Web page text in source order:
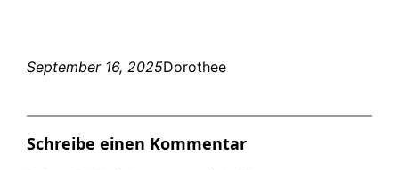
September 16, 2025Dorothee
Schreibe einen Kommentar